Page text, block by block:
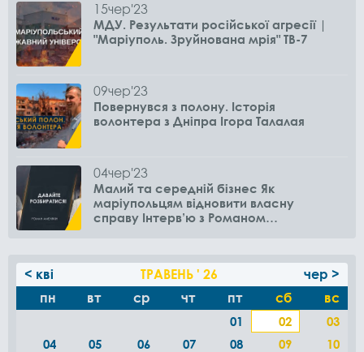
15чер'23
МДУ. Результати російської агресії |
"Маріуполь. Зруйнована мрія" ТВ-7
09чер'23
Повернувся з полону. Історія
волонтера з Дніпра Ігора Талалая
04чер'23
Малий та середній бізнес Як
маріупольцям відновити власну
справу Інтерв’ю з Романом
< кві ТРАВЕНЬ ' 26
чер >
пн
вт ср чт пт сб вс
01 02
03
04
05 06 07 08 09
10